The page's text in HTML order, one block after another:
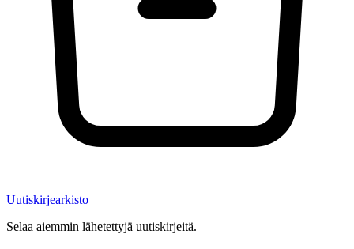
Uutiskirjearkisto
Selaa aiemmin lähetettyjä uutiskirjeitä.